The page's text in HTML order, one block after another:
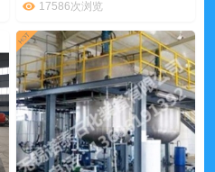
17586次浏览